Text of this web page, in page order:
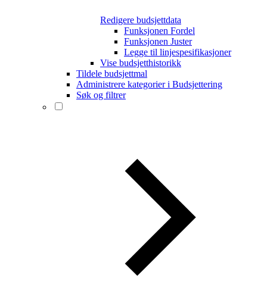
Redigere budsjettdata
Funksjonen Fordel
Funksjonen Juster
Legge til linjespesifikasjoner
Vise budsjetthistorikk
Tildele budsjettmal
Administrere kategorier i Budsjettering
Søk og filtrer